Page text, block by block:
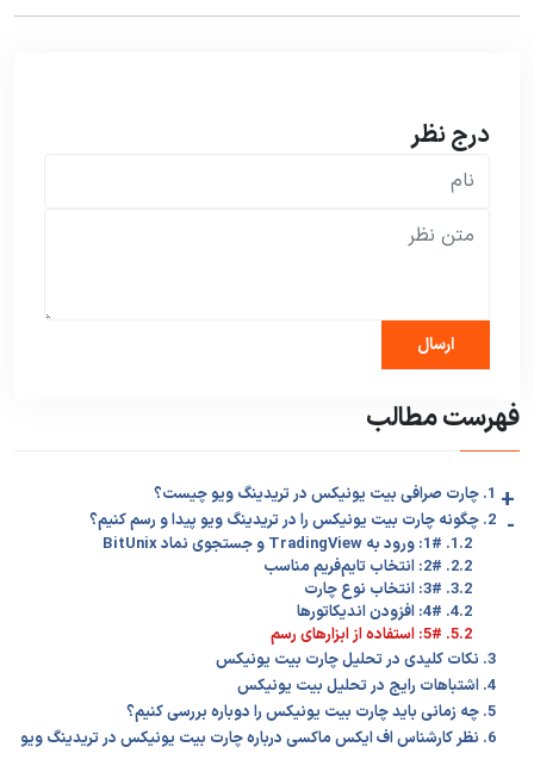
درج نظر
فهرست مطالب
1. چارت صرافی بیت یونیکس در تریدینگ ویو چیست؟ +
2. چگونه چارت بیت یونیکس را در تریدینگ ویو پیدا و رسم کنیم؟ -
1.2. 1#: ورود به TradingView و جستجوی نماد BitUnix
2.2. 2#: انتخاب تایم‌فریم مناسب
3.2. 3#: انتخاب نوع چارت
4.2. 4#: افزودن اندیکاتورها
5.2. 5#: استفاده از ابزارهای رسم
3. نکات کلیدی در تحلیل چارت بیت یونیکس
4. اشتباهات رایج در تحلیل بیت یونیکس
5. چه زمانی باید چارت بیت یونیکس را دوباره بررسی کنیم؟
6. نظر کارشناس اف ایکس ماکسی درباره چارت بیت یونیکس در تریدینگ ویو